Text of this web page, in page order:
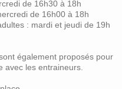
de 16h30 à 18h
de 16h00 à 18h
: mardi et jeudi de 19h
également proposés pour
avec les entraineurs.